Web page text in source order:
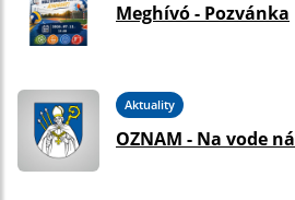
Meghívó - Pozvánka
Aktuality
OZNAM - Na vode